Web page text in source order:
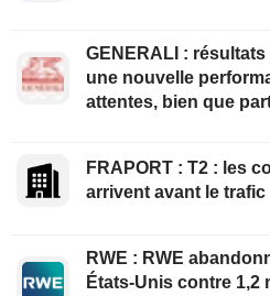
GENERALI :
une nouvelle
attentes, bien que
FRAPORT : T2 : les
arrivent avant le trafic
RWE : RWE
États-Unis contre 1,2